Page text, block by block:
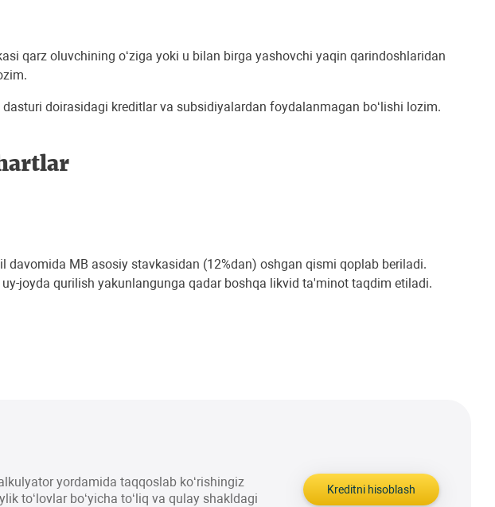
qarz oluvchining o‘ziga yoki u bilan birga yashovchi yaqin qarindoshlaridan
doirasidagi kreditlar va subsidiyalardan foydalanmagan bo‘lishi lozim.
MB asosiy stavkasidan (12%dan) oshgan qismi qoplab beriladi.
joyda qurilish yakunlangunga qadar boshqa likvid ta'minot taqdim etiladi.
yordamida taqqoslab ko‘rishingiz
to‘lovlar bo‘yicha to‘liq va qulay shakldagi
Kreditni hisoblash